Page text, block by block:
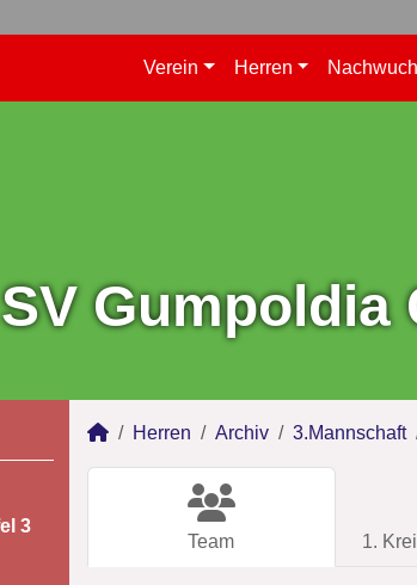
Verein Herren
SV Gumpoldia
3
Herren Archiv 3.Mannschaft
Team 1.